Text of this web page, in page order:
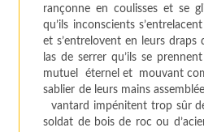
rançonne en coulisses et se
qu’ils inconscients
et s’entrelovent en leurs
las de serrer qu’ils se
mutuel éternel et mouvant
sablier de leurs mains
vantard impénitent trop sûr
soldat de bois de roc ou